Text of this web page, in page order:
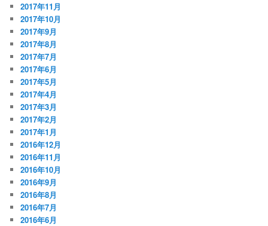
2017年11月
2017年10月
2017年9月
2017年8月
2017年7月
2017年6月
2017年5月
2017年4月
2017年3月
2017年2月
2017年1月
2016年12月
2016年11月
2016年10月
2016年9月
2016年8月
2016年7月
2016年6月